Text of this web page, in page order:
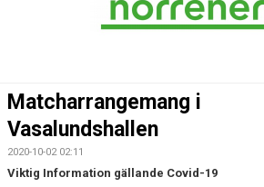
DOKUMENT
Matcharrangemang i
Vasalundshallen
2020-10-02 02:11
Viktig Information gällande Covid-19